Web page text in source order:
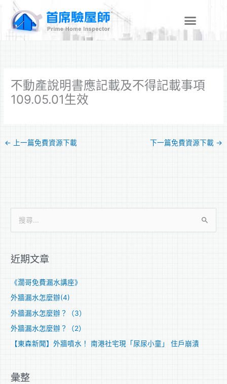
不動產說明書應記載及不得記載事項
109.05.01生效
← 上一篇免費資源下載 下一篇免費資源下載 →
鍵
近期文章
《濶哥免費漏水講座》
外牆漏水怎麼辦(4)
外牆漏水怎麼辦？（3）
外牆漏水怎麼辦？（2）
【東森新聞】外牆噴水！ 南港社宅現「尿尿小童」 住戶崩潰
彙整